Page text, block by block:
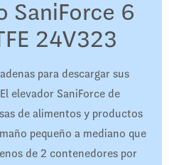
SaniForce 6
24V323
para descargar sus
elevador SaniForce de
de alimentos y productos
pequeño a mediano que
de 2 contenedores por